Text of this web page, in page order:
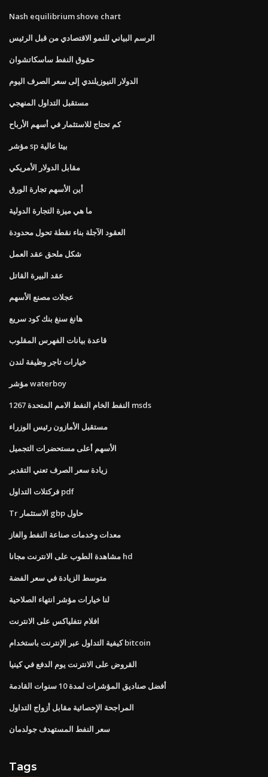
Nash equilibrium shove chart
الرسم البياني للنمو الاقتصادي من قبل الرئيس
حقوق النفط ساسكاتشوان
الدولار النيوزيلندي إلى سعر الصرف اليوم
مستقبل التداول المنهجي
كم تحتاج للاستثمار في أسهم الأرباح
مؤشر sp بيتا عالية
مقابل الدولار الأمريكي
أين الأسهم تجارة الورق
ما هي ميزة التجارة الدولية
العقود الآجلة بناء نقطة تحول محدودة
شكل ملحق عقد العمل
عقد البيرة القاتل
عجلات مصنع الأسهم
هانغ سنغ بنك كود سريع
قاعدة بيانات الفهرس المقلوب
خيارات تاجر وظيفة لندن
مؤشر waterboy
النفط الخام النفط الامم المتحدة 1267 msds
مستقبل الأمازون رئيس الوزراء
الأسهم أعلى مستحضرات التجميل
زيادة سعر الصرف تعني التقدير
فركتلات التداول pdf
Tr الاستثمار gbp حاول
معدات وخدمات صناعة النفط والغاز
مشاهدة الطوب على الانترنت مجانا hd
متوسط ​​الزيادة في سعر الفضة
لنا خيارات مؤشر انتهاء الصلاحية
افلام نتفلياكس على الانترنت
كيفية التداول عبر الإنترنت باستخدام bitcoin
القروض على الانترنت يوم الدفع في كينيا
أفضل صناديق المؤشرات لمدة 10 سنوات القادمة
المراجحة الإحصائية مقابل أزواج التداول
سعر النفط المستهدف جولدمان
Tags